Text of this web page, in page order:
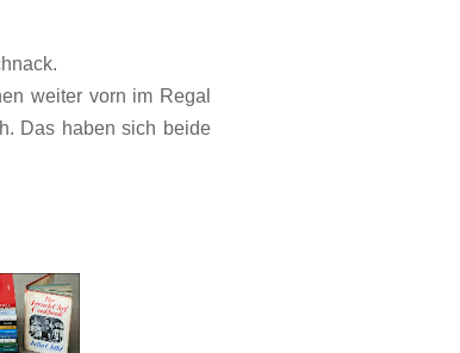
weiter vorn im Regal
Das haben sich beide